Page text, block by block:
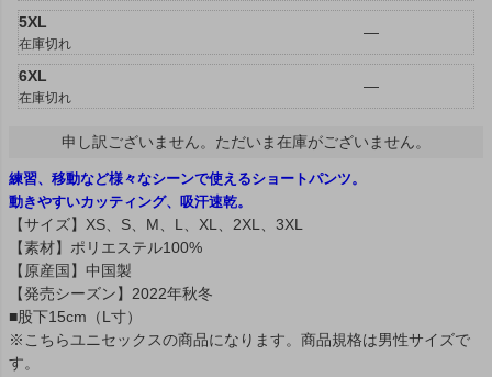
5XL
在庫切れ
—
6XL
在庫切れ
—
申し訳ございません。ただいま在庫がございません。
練習、移動など様々なシーンで使えるショートパンツ。
動きやすいカッティング、吸汗速乾。
【サイズ】XS、S、M、L、XL、2XL、3XL
【素材】ポリエステル100%
【原産国】中国製
【発売シーズン】2022年秋冬
■股下15cm（L寸）
※こちらユニセックスの商品になります。商品規格は男性サイズで
す。